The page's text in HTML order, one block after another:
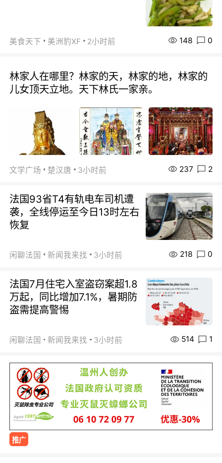
美食天下 美洲豹XF 2小时前 148 0
林家人在哪里？林家的天，林家的地，林家的
儿女顶天立地。天下林氏一家亲。
文学广场 楚汉唐 3小时前 237 2
法国93省T4有轨电车司机遭
袭，全线停运至今日13时左右
恢复
闲聊法国 新闻我来找 3小时前 218 0
法国7月住宅入室盗窃案超1.8
万起，同比增加7.1%，暑期防
盗需提高警惕
闲聊法国 新闻我来找 3小时前 514 1
推广